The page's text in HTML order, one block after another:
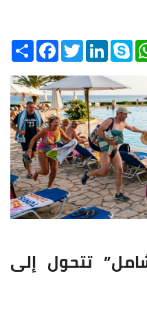
Share
FacebookTwitterLinkedInSkype
تتحول إلى